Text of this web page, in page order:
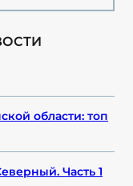
области: топ
Часть 1